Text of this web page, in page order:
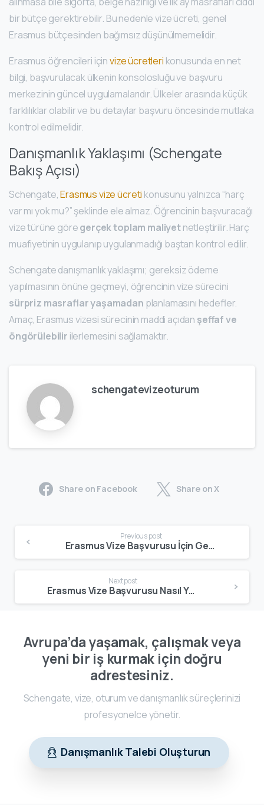
bir bütçe gerektirebilir. Bu nedenle vize ücreti, genel
Erasmus bütçesinden bağımsız düşünülmemelidir.
Erasmus öğrencileri içinvize ücretleri konusunda en net
bilgi, başvurulacak ülkenin konsolosluğu ve başvuru
merkezinin güncel uygulamalarıdır. Ülkeler arasında küçük
farklılıklar olabilir ve bu detaylar başvuru öncesinde mutlaka
kontrol edilmelidir.
Danışmanlık Yaklaşımı (Schengate
Bakış Açısı)
Schengate,Erasmus vize ücreti konusunu yalnızca “harç
var mı yok mu?” şeklinde ele almaz. Öğrencinin başvuracağı
vize türüne göregerçek toplam maliyetnetleştirilir. Harç
muafiyetinin uygulanıp uygulanmadığı baştan kontrol edilir.
Schengate danışmanlık yaklaşımı; gereksiz ödeme
yapılmasının önüne geçmeyi, öğrencinin vize sürecini
sürpriz masraflar yaşamadan planlamasını hedefler.
Amaç, Erasmus vizesi sürecinin maddi açıdan şeffaf ve
öngörülebilir ilerlemesini sağlamaktır.
schengatevizeoturum
Share on Facebook Share on X
Previous post
Erasmus Vize Başvurusu İçin Gerekli Belgeler Nelerdir? 2026 Güncel ve Eksiksiz Liste
Next post
Erasmus Vize Başvurusu Nasıl Yapılır? Adım Adım Süreç ve Kritik Noktalar (2026)
Avrupa’da yaşamak, çalışmak veya
yeni bir iş kurmak için doğru
adrestesiniz.
Schengate, vize, oturum ve danışmanlık süreçlerinizi
profesyonelce yönetir.
Danışmanlık Talebi Oluşturun